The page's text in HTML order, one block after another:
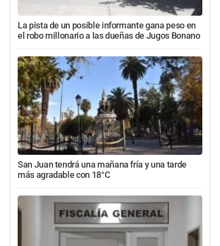
La pista de un posible informante gana peso en
el robo millonario a las dueñas de Jugos Bonano
San Juan tendrá una mañana fría y una tarde
más agradable con 18°C